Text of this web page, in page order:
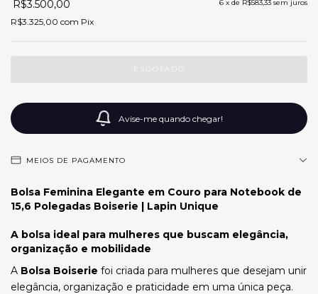
R$3.500,00 6 x de R$583,33 sem juros
R$3.325,00 com Pix
Avise-me quando chegar!
MEIOS DE PAGAMENTO
Bolsa Feminina Elegante em Couro para Notebook de
15,6 Polegadas Boiserie | Lapin Unique
A bolsa ideal para mulheres que buscam elegância,
organização e mobilidade
A Bolsa Boiserie foi criada para mulheres que desejam unir
elegância, organização e praticidade em uma única peça.